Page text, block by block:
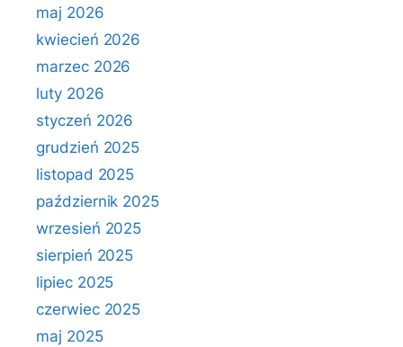
maj 2026
kwiecień 2026
marzec 2026
luty 2026
styczeń 2026
grudzień 2025
listopad 2025
październik 2025
wrzesień 2025
sierpień 2025
lipiec 2025
czerwiec 2025
maj 2025